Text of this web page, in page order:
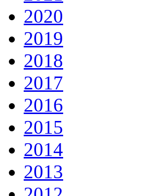
2020
2019
2018
2017
2016
2015
2014
2013